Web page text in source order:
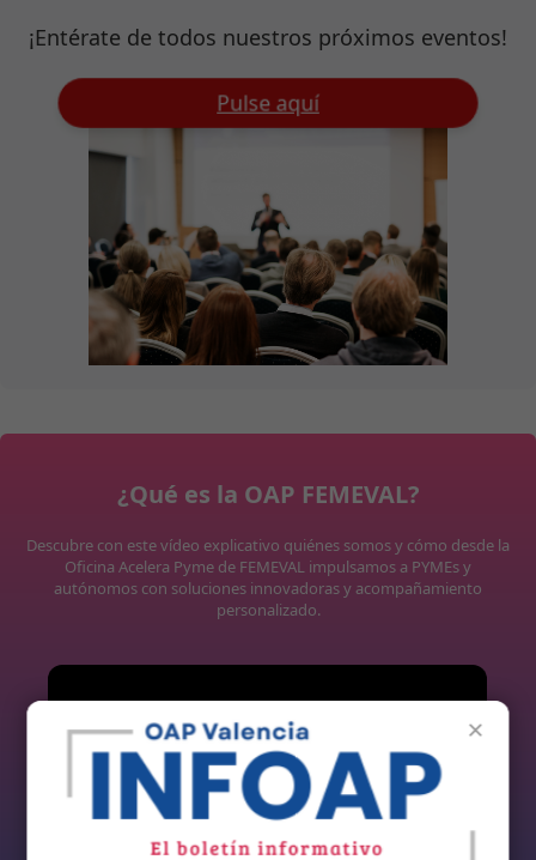
¡Entérate de todos nuestros próximos eventos!
Pulse aquí
¿Qué es la OAP FEMEVAL?
Descubre con este vídeo explicativo quiénes somos y cómo desde la
Oficina Acelera Pyme de FEMEVAL impulsamos a PYMEs y
autónomos con soluciones innovadoras y acompañamiento
personalizado.
×